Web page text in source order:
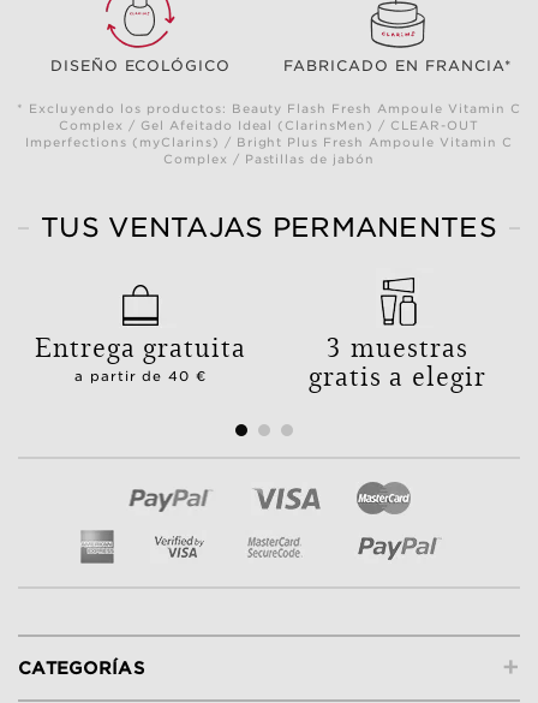
DISEÑO ECOLÓGICO FABRICADO EN FRANCIA*
* Excluyendo los productos: Beauty Flash Fresh Ampoule Vitamin C
Complex / Gel Afeitado Ideal (ClarinsMen) / CLEAR-OUT
Imperfections (myClarins) / Bright Plus Fresh Ampoule Vitamin C
Complex / Pastillas de jabón
TUS VENTAJAS PERMANENTES
Entrega gratuita
a partir de 40 €
3 muestras
gratis a elegir
+
CATEGORÍAS